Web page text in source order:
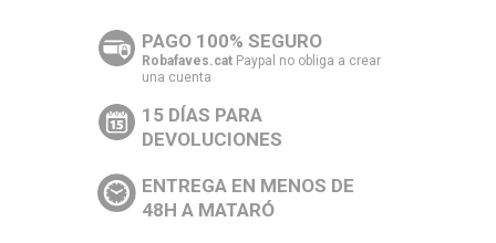
PAGO 100% SEGURO
Robafaves.cat Paypal no obliga a crear
una cuenta
15 DÍAS PARA
DEVOLUCIONES
ENTREGA EN MENOS DE
48H A MATARÓ